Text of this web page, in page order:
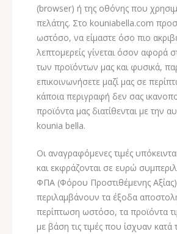
(browser) ή της οθόνης που
πελάτης. Στο kouniabella.com
ωστόσο, να είμαστε όσο πιο
λεπτομερείς γίνεται όσον αφορά
των προϊόντων μας και φυσικά,
επικοινωνήσετε μαζί μας σε
κάποια περιγραφή δεν σας
προϊόντα μας διατίθενται με την
kounia bella.
Οι αναγραφόμενες τιμές
και εκφράζονται σε ευρώ
ΦΠΑ (Φόρου Προστιθέμενης
περιλαμβάνουν τα έξοδα
περίπτωση ωστόσο, τα προϊόντα
με βάση τις τιμές που ίσχυαν